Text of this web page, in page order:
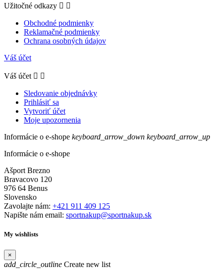
Užitočné odkazy  
Obchodné podmienky
Reklamačné podmienky
Ochrana osobných údajov
Váš účet
Váš účet  
Sledovanie objednávky
Prihlásiť sa
Vytvoriť účet
Moje upozornenia
Informácie o e-shope keyboard_arrow_down keyboard_arrow_up
Informácie o e-shope
Ašport Brezno
Bravacovo 120
976 64 Benus
Slovensko
Zavolajte nám: +421 911 409 125
Napište nám email: sportnakup@sportnakup.sk
My wishlists
×
add_circle_outline Create new list